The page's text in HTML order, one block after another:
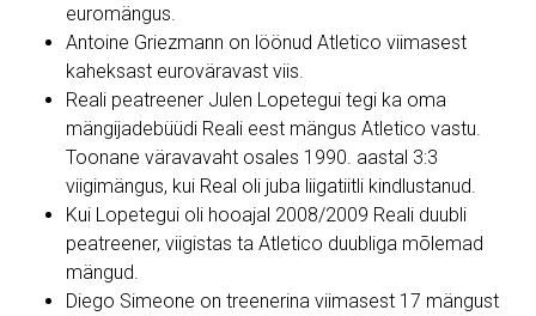
euromängus.
Antoine Griezmann on löönud Atletico viimasest
kaheksast euroväravast viis.
Reali peatreener Julen Lopetegui tegi ka oma
mängijadebüüdi Reali eest mängus Atletico vastu.
Toonane väravavaht osales 1990. aastal 3:3
viigimängus, kui Real oli juba liigatiitli kindlustanud.
Kui Lopetegui oli hooajal 2008/2009 Reali duubli
peatreener, viigistas ta Atletico duubliga mõlemad
mängud.
Diego Simeone on treenerina viimasest 17 mängust